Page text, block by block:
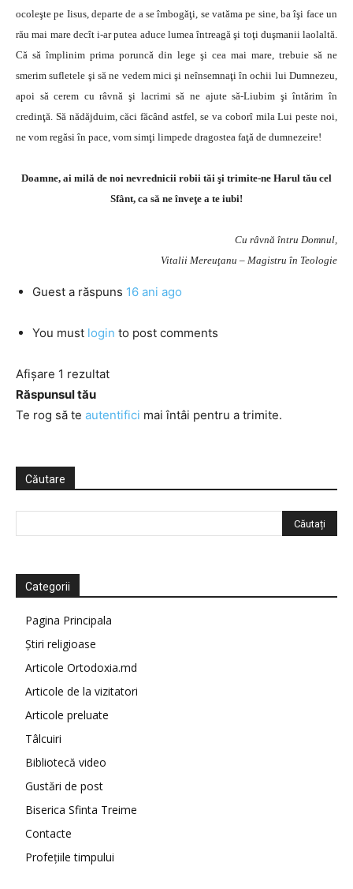
ocoleşte pe Iisus, departe de a se îmbogăţi, se vatăma pe sine, ba îşi face un
rău mai mare decît i-ar putea aduce lumea întreagă şi toţi duşmanii laolaltă.
Că să împlinim prima poruncă din lege şi cea mai mare, trebuie să ne
smerim sufletele şi să ne vedem mici şi neînsemnaţi în ochii lui Dumnezeu,
apoi să cerem cu râvnă şi lacrimi să ne ajute să-Liubim şi întărim în
credinţă. Să nădăjduim, căci făcând astfel, se va coborî mila Lui peste noi,
ne vom regăsi în pace, vom simţi limpede dragostea faţă de dumnezeire!
Doamne, ai milă de noi nevrednicii robii tăi şi trimite-ne Harul tău cel
Sfânt, ca să ne înveţe a te iubi!
Cu râvnă întru Domnul,
Vitalii Mereuţanu – Magistru în Teologie
Guest a răspuns 16 ani ago
You must login to post comments
Afișare 1 rezultat
Răspunsul tău
Te rog să te autentifici mai întâi pentru a trimite.
Căutare
Categorii
Pagina Principala
Știri religioase
Articole Ortodoxia.md
Articole de la vizitatori
Articole preluate
Tâlcuiri
Bibliotecă video
Gustări de post
Biserica Sfinta Treime
Contacte
Profețiile timpului